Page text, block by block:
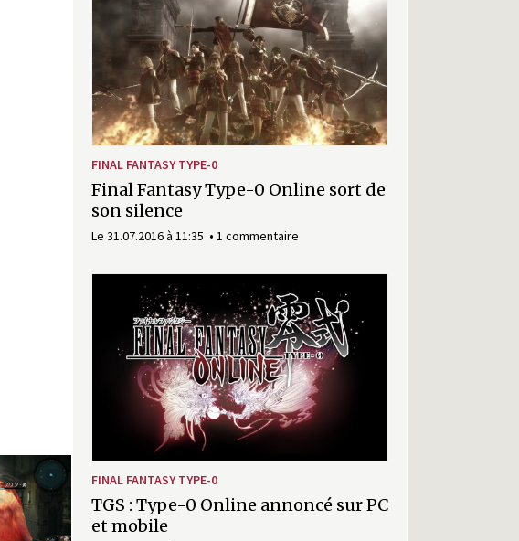
FINAL FANTASY TYPE-0
Final Fantasy Type-0 Online sort de
son silence
Le 31.07.2016 à 11:35 1 commentaire
FINAL FANTASY TYPE-0
TGS : Type-0 Online annoncé sur PC
et mobile